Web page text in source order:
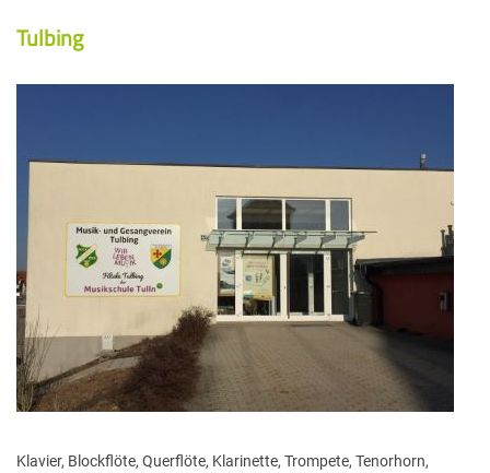
Büro, Tarife, Formulare
Chor & Gesang
Lehrerinnen und Lehrer
Elternverein
Reinigung
Filialen
Schulkooperationen
Tulbing
Klavier, Blockflöte, Querflöte, Klarinette, Trompete, Tenorhorn,